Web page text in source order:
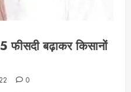
फीसदी बढ़ाकर किसानों
0